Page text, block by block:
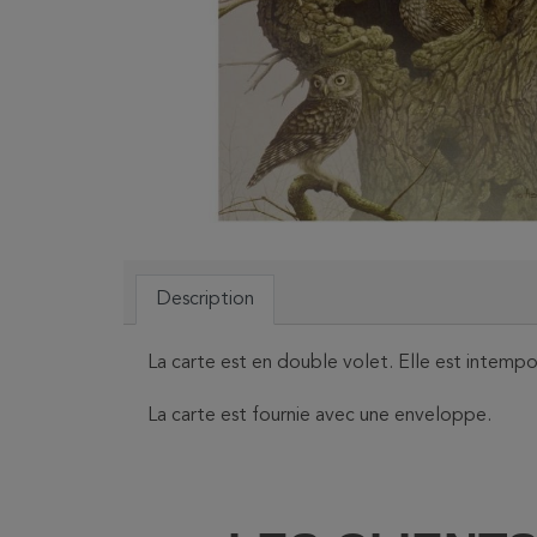
Description
La carte est en double volet. Elle est
La carte est fournie avec une enveloppe.